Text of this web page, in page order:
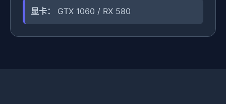
显卡： GTX 1060 / RX 580